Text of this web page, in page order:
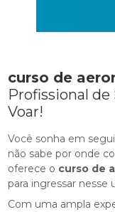
curso de
Profissional de
Voar!
Você sonha em
não sabe por onde
oferece o curso de
para ingressar nesse
Com uma ampla